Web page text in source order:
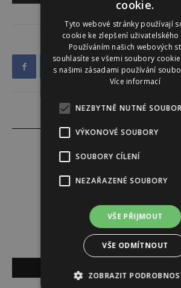
Tereza Yasmina
cookie.
Tyto webové stránky používají
cookie ke zlepšení uživatelského
Používáním našich webových
souhlasíte se všemi soubory
s našimi zásadami používání
Více informací
NEZBYTNĚ NUTNÉ
VÝKONOVÉ SOUBORY
SOUBORY CÍLENÍ
NEZAŘAZENÉ SOUBORY
VŠE PŘIJMOUT
VŠE ODMÍTNOUT
ZOBRAZIT